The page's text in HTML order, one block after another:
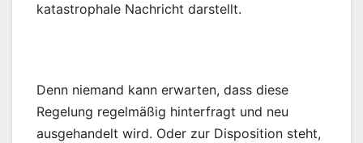
katastrophale Nachricht darstellt.
Denn niemand kann erwarten, dass diese
Regelung regelmäßig hinterfragt und neu
ausgehandelt wird. Oder zur Disposition steht,